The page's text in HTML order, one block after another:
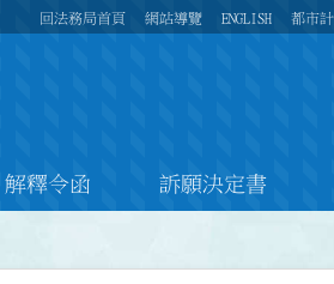
回法務局首頁 網站導覽 ENGLISH 都市
解釋令函 訴願決定書